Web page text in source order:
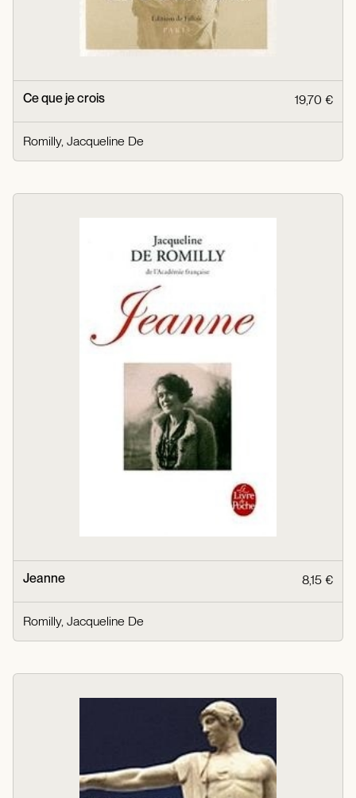
Ce que je crois 19,70 €
Romilly, Jacqueline De
Jeanne 8,15 €
Romilly, Jacqueline De